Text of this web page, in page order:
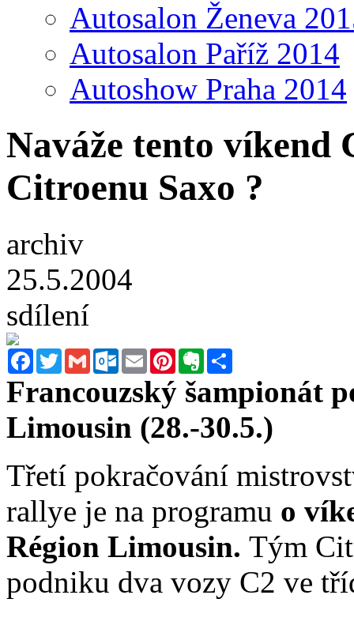
Autosalon Ženeva
Autosalon Paříž 2014
Autoshow Praha 2014
Naváže tento víkend
Citroenu Saxo ?
archiv
25.5.2004
sdílení
FacebookTwitterGmail Outlook.com
Email PinterestEvernote
Francouzský šampionát
Limousin (28.-30.5.)
Třetí pokračování
rallye je na programu o
Région Limousin. Tým
podniku dva vozy C2 ve